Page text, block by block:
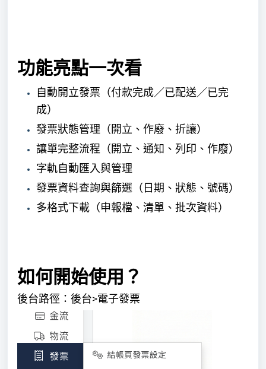
功能亮點一次看
自動開立發票（付款完成／已配送／已完
成）
發票狀態管理（開立、作廢、折讓）
讓單完整流程（開立、通知、列印、作廢）
字軌自動匯入與管理
發票資料查詢與篩選（日期、狀態、號碼）
多格式下載（申報檔、清單、批次資料）
如何開始使用？
後台路徑：後台>電子發票